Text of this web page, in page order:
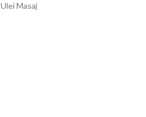
Ulei Masaj